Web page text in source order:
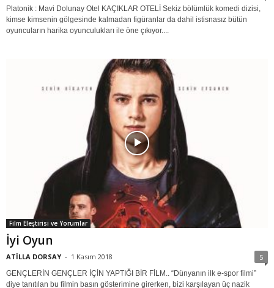
Platonik : Mavi Dolunay Otel KAÇIKLAR OTELİ Sekiz bölümlük komedi dizisi,
kimse kimsenin gölgesinde kalmadan figüranlar da dahil istisnasız bütün
oyuncuların harika oyunculukları ile öne çıkıyor....
Film Eleştirisi ve Yorumlar
İyi Oyun
ATİLLA DORSAY - 1 Kasım 2018 5
GENÇLERİN GENÇLER İÇİN YAPTIĞI BİR FİLM.. “Dünyanın ilk e-spor filmi”
diye tanıtılan bu filmin basın gösterimine girerken, bizi karşılayan üç nazik